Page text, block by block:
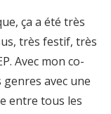
ça a été très
très festif, très
Avec mon co-
avec une
entre tous les